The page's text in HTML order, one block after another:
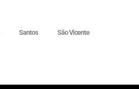
Santos São Vicente